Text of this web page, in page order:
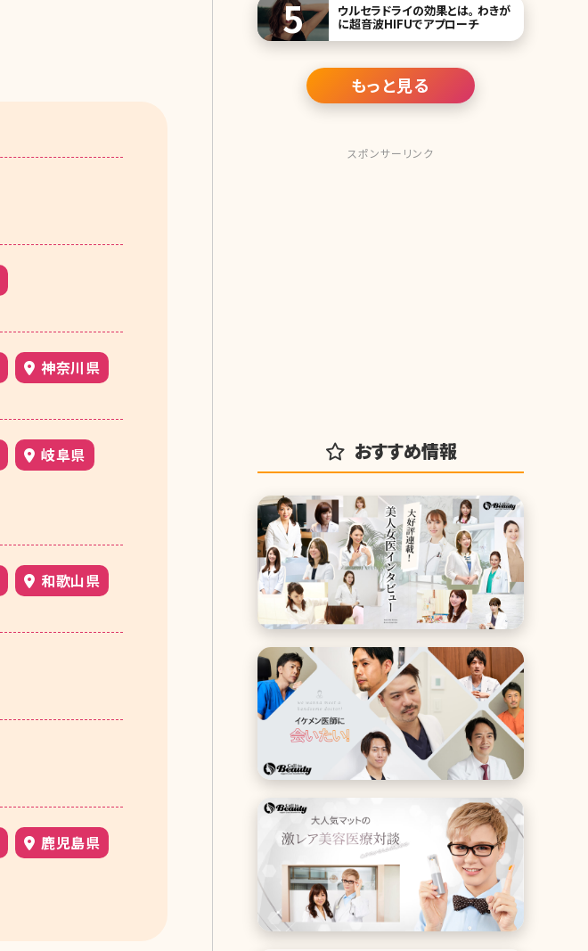
神奈川県
岐阜県
和歌山県
鹿児島県
ウルセラドライの効果とは。 わきが
に超音波HIFUでアプローチ
もっと見る
スポンサーリンク
おすすめ情報